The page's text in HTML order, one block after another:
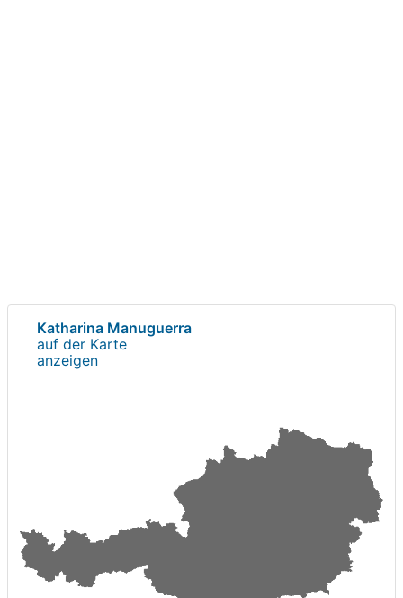
Katharina Manuguerra
auf der Karte
anzeigen